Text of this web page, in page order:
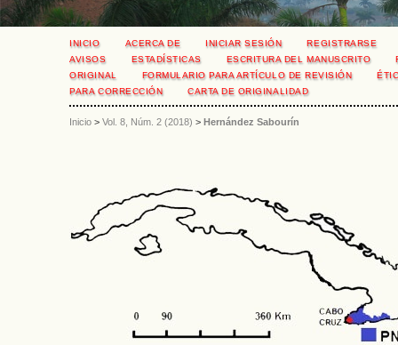
INICIO ACERCA DE INICIAR SESIÓN
REGISTRARSE
AVISOS
ESTADÍSTICAS ESCRITURA DEL MANUSCRITO
ORIGINAL
FORMULARIO PARA ARTÍCULO DE REVISIÓN
PARA CORRECCIÓN
CARTA DE ORIGINALIDAD
Inicio >Vol. 8, Núm. 2 (2018) >Hernández Sabourín